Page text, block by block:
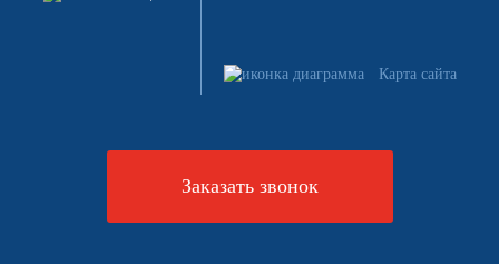
Карта сайта
Заказать звонок